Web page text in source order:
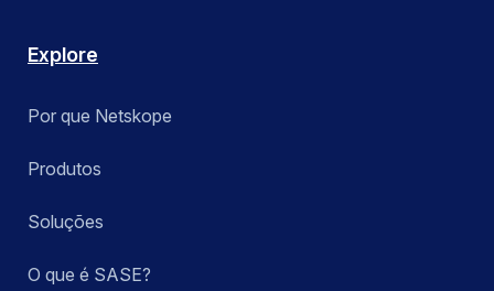
Explore
Por que Netskope
Produtos
Soluções
O que é SASE?